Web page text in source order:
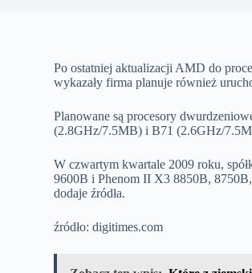
Po ostatniej aktualizacji AMD do
wykazały firma planuje również
Planowane są procesory
(2.8GHz/7.5MB) i B71 (2.6GHz/
W czwartym kwartale 2009 roku,
9600B i Phenom II X3 8850B,
dodaje źródła.
źródło: digitimes.com